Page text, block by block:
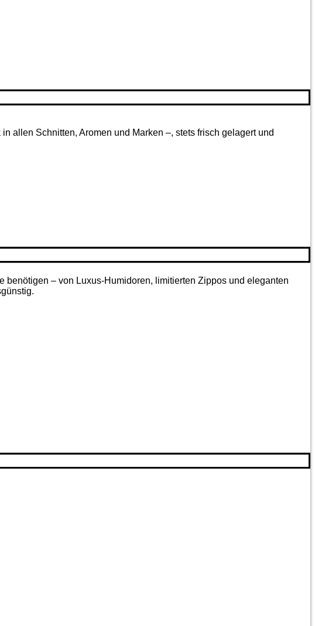
allen Schnitten, Aromen und Marken –, stets frisch gelagert und
– von Luxus-Humidoren, limitierten Zippos und eleganten